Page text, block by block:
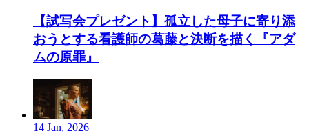
【試写会プレゼント】孤立した母子に寄り添
おうとする看護師の葛藤と決断を描く『アダ
ムの原罪』
14 Jan, 2026